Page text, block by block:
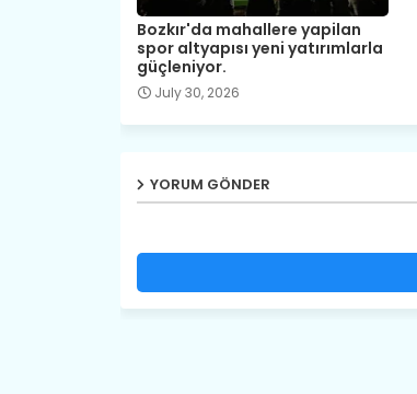
Bozkır'da mahallere yapilan
spor altyapısı yeni yatırımlarla
güçleniyor.
July 30, 2026
YORUM GÖNDER